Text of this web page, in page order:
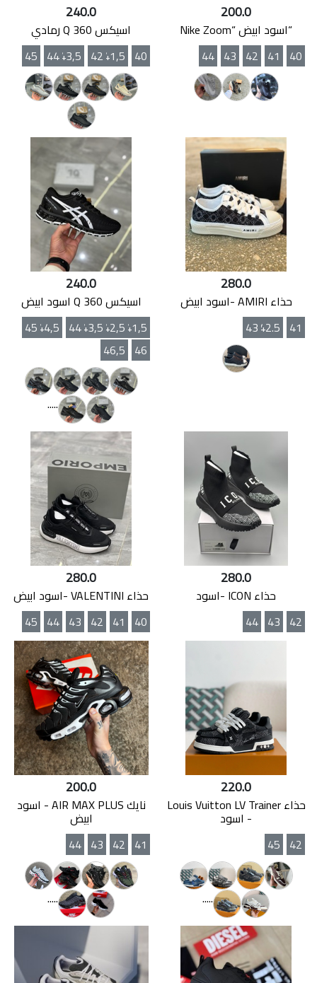
200.0
“اسود ابيض “Nike Zoom
40
41
42
43
44
240.0
اسيكس 360 Q رمادي
40
41,5
42
43,5
44
45
280.0
حذاء AMIRI -اسود ابيض
41
42.5
43
240.0
اسيكس 360 Q اسود ابيض
41,5
42,5
43,5
44
44,5
45
46
46,5
.....
280.0
حذاء ICON -اسود
42
43
44
280.0
حذاء VALENTINI -اسود ابيض
40
41
42
43
44
45
220.0
حذاء Louis Vuitton LV Trainer
- اسود
42
45
.....
200.0
نايك AIR MAX PLUS - اسود
ابيض
41
42
43
44
.....